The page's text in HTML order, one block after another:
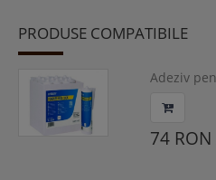
Fişa tehnica
PRODUSE COMPATIBILE
Adeziv
74